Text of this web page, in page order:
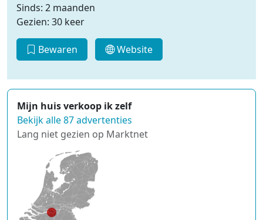
Sinds: 2 maanden
Gezien: 30 keer
Bewaren Website
Mijn huis verkoop ik zelf
Bekijk alle 87 advertenties
Lang niet gezien op Marktnet